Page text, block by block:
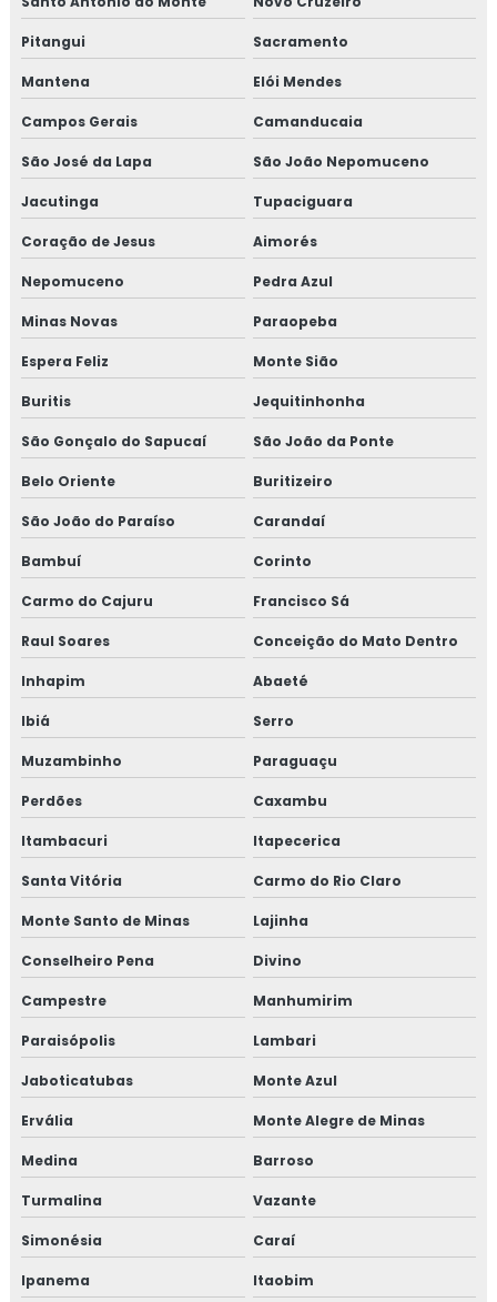
Treinamento em auditoria interna da norma FSSC 22000
Treinamento em boas práticas de fabricação
Treinamento em boas práticas em laboratórios
Treinamento em certificação GMP+2020
Treinamento em controle de pragas
Treinamento para coordenadores de equipes de melhoria
Treinamento em cultura da segurança de alimentos e
qualidade
Treinamento em dashboard aplicado à indústria
Treinamento para elaboração do plano de HACCP APPCC
Treinamento em food fraud e food defense
Treinamento em formação de auditor interno
Treinamento em formação de equipe esa
Treinamento em fraud e food defense
Treinamento em FSSC 22000
Treinamento em gerenciamento de crises recall e
rastreabilidade
Treinamento em gerenciamento de riscos corporativos
Treinamento em gestão da manutenção
Treinamento em gestão de fornecedores
Treinamento em gestão de fornecedores alergênicos
Treinamento em global market
Treinamento em GMP+
Treinamento em GMP+ 2020
Treinamento gmp com certificado
Pitangui Sacramento
Mantena Elói Mendes
Campos Gerais Camanducaia
São José da Lapa São João Nepomuceno
Jacutinga Tupaciguara
Coração de Jesus Aimorés
Nepomuceno Pedra Azul
Minas Novas Paraopeba
Espera Feliz Monte Sião
Buritis Jequitinhonha
São Gonçalo do Sapucaí São João da Ponte
Belo Oriente Buritizeiro
São João do Paraíso Carandaí
Bambuí Corinto
Carmo do Cajuru Francisco Sá
Raul Soares Conceição do Mato Dentro
Inhapim Abaeté
Ibiá Serro
Muzambinho Paraguaçu
Perdões Caxambu
Itambacuri Itapecerica
Santa Vitória Carmo do Rio Claro
Monte Santo de Minas Lajinha
Conselheiro Pena Divino
Campestre Manhumirim
Paraisópolis Lambari
Jaboticatubas Monte Azul
Ervália Monte Alegre de Minas
Medina Barroso
Turmalina Vazante
Simonésia Caraí
Ipanema Itaobim